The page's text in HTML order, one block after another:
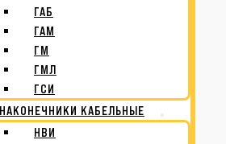
ГАБ
ГАМ
ГМ
ГМЛ
ГСИ
НАКОНЕЧНИКИ КАБЕЛЬНЫЕ
НВИ